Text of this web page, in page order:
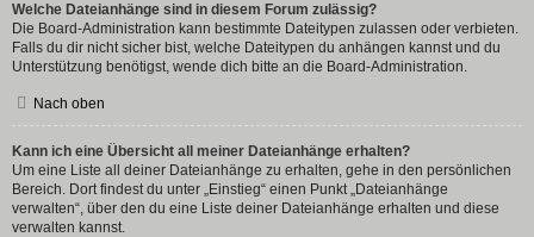
Welche Dateianhänge sind in diesem Forum zulässig?
Die Board-Administration kann bestimmte Dateitypen zulassen oder verbieten.
Falls du dir nicht sicher bist, welche Dateitypen du anhängen kannst und du
Unterstützung benötigst, wende dich bitte an die Board-Administration.
Nach oben
Kann ich eine Übersicht all meiner Dateianhänge erhalten?
Um eine Liste all deiner Dateianhänge zu erhalten, gehe in den persönlichen
Bereich. Dort findest du unter „Einstieg“ einen Punkt „Dateianhänge
verwalten“, über den du eine Liste deiner Dateianhänge erhalten und diese
verwalten kannst.